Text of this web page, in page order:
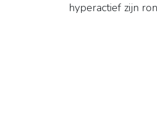
hyperactief zijn